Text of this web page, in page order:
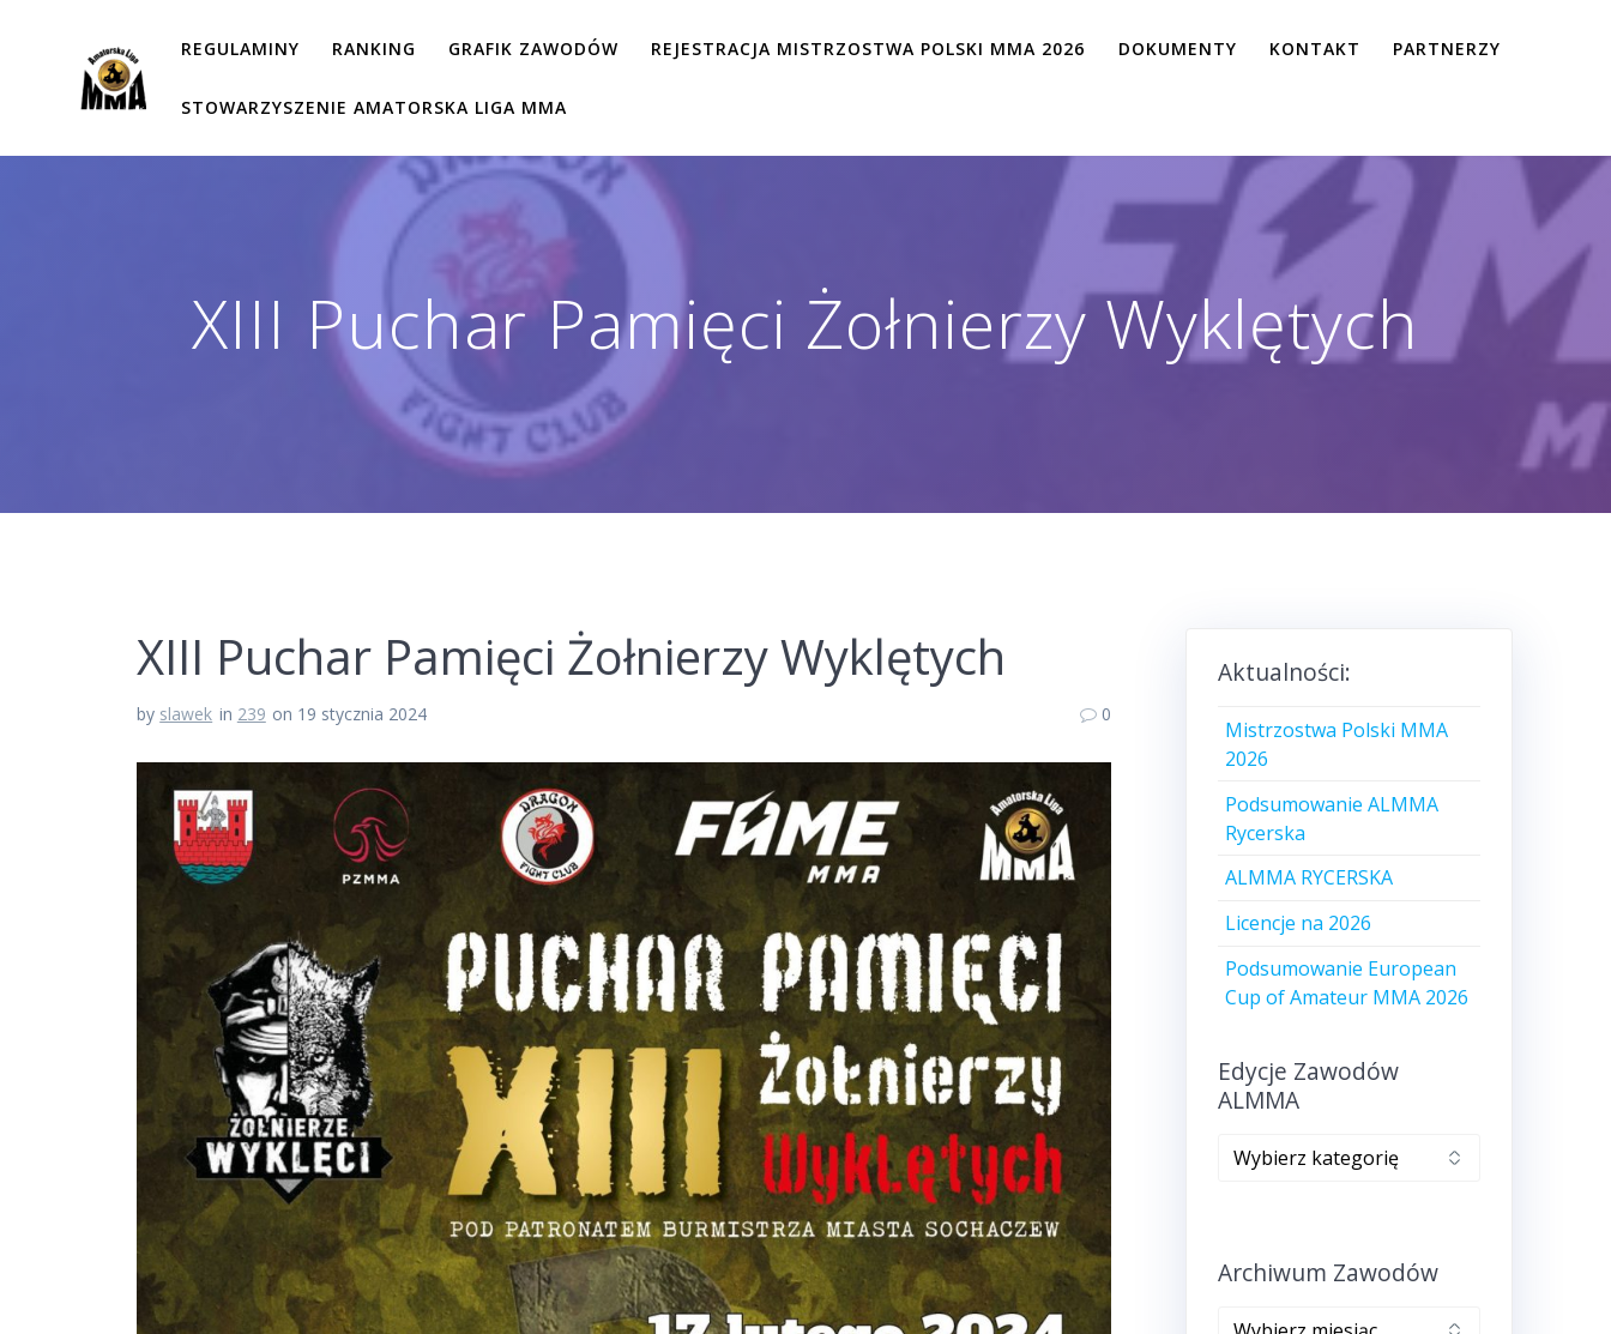
REGULAMINY RANKING GRAFIK ZAWODÓW REJESTRACJA MISTRZOSTWA POLSKI MMA 2026 DOKUMENTY KONTAKT PARTNERZY
STOWARZYSZENIE AMATORSKA LIGA MMA
XIII Puchar Pamięci Żołnierzy Wyklętych
XIII Puchar Pamięci Żołnierzy Wyklętych
by slawek in 239 on 19 stycznia 2024 0
Aktualności:
Mistrzostwa Polski MMA
2026
Podsumowanie ALMMA
Rycerska
ALMMA RYCERSKA
Licencje na 2026
Podsumowanie European
Cup of Amateur MMA 2026
Edycje Zawodów
ALMMA
Edycje
zawodów
Archiwum Zawodów
Archiwum